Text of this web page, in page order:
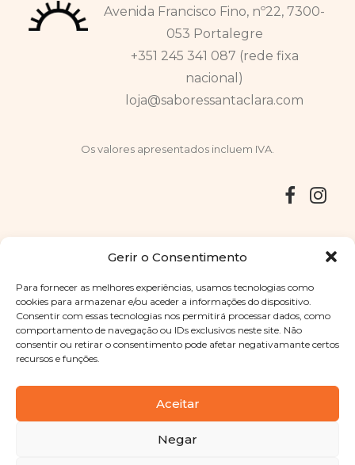
Gerir o Consentimento
Para fornecer as melhores experiências, usamos tecnologias como
cookies para armazenar e/ou aceder a informações do dispositivo.
Consentir com essas tecnologias nos permitirá processar dados, como
comportamento de navegação ou IDs exclusivos neste site. Não
consentir ou retirar o consentimento pode afetar negativamante certos
recursos e funções.
Aceitar
Negar
Avenida Francisco Fino, nº22, 7300-
053 Portalegre
+351 245 341 087 (rede fixa
nacional)
loja@saboressantaclara.com
Os valores apresentados incluem IVA.
Copyright © 2025 Sabores Santa Clara
. Todos os direitos
reservadosPolítica de Privacidade |Termos e condições
Designed byShift Your Branding Agency